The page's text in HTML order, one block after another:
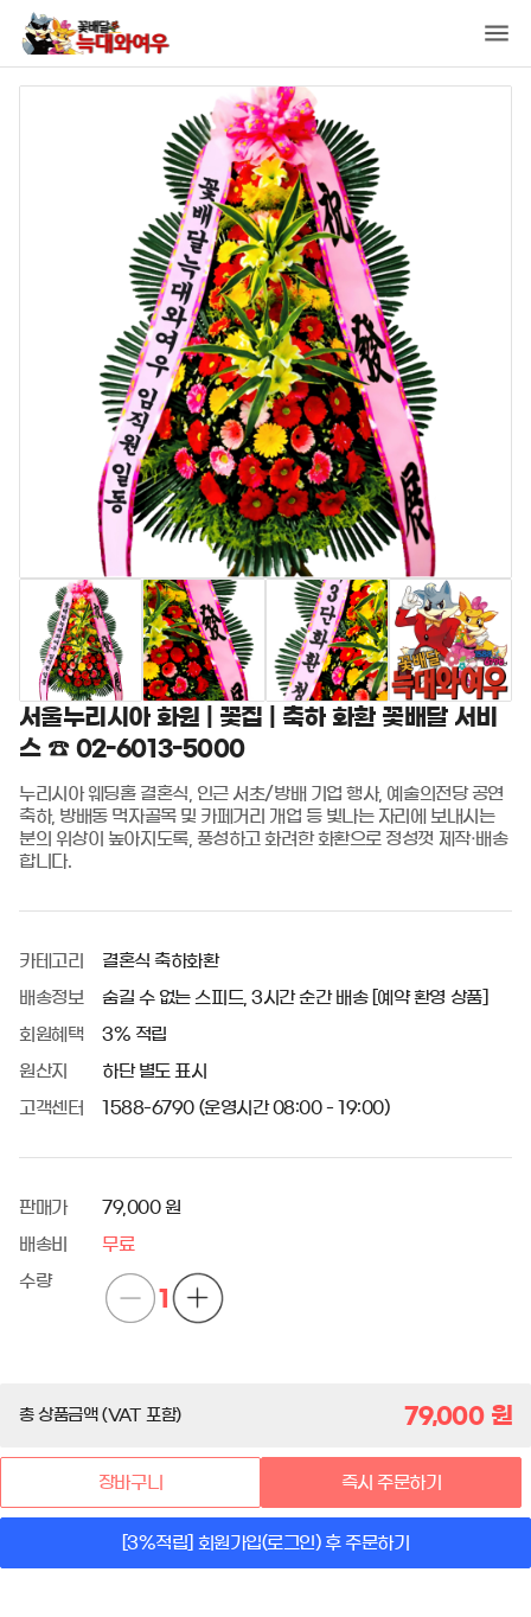
서울누리시아 화원 | 꽃집 | 축하 화환 꽃배달 서비
스 ☎️ 02-6013-5000
누리시아 웨딩홀 결혼식, 인근 서초/방배 기업 행사, 예술의전당 공연
축하, 방배동 먹자골목 및 카페거리 개업 등 빛나는 자리에 보내시는
분의 위상이 높아지도록, 풍성하고 화려한 화환으로 정성껏 제작·배송
합니다.
카테고리 결혼식 축하화환
배송정보 숨길 수 없는 스피드, 3시간 순간 배송 [예약 환영 상품]
회원혜택 3% 적립
원산지 하단 별도 표시
고객센터 1588-6790 (운영시간 08:00 - 19:00)
판매가 79,000 원
배송비 무료
수량
1
총 상품금액 (VAT 포함) 79,000원
장바구니 즉시 주문하기
[3%적립] 회원가입(로그인) 후 주문하기